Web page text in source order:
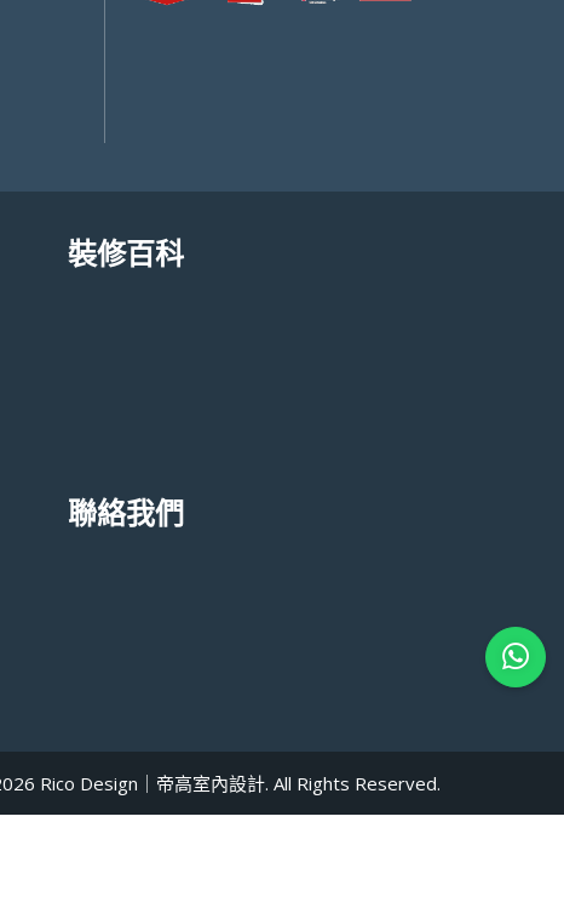
裝修百科
聯絡我們
Rico Design｜帝高室內設計. All Rights Reserved.